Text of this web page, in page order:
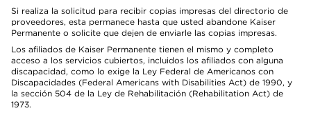
Si realiza la solicitud para recibir copias impresas del directorio de
proveedores, esta permanece hasta que usted abandone Kaiser
Permanente o solicite que dejen de enviarle las copias impresas.
Los afiliados de Kaiser Permanente tienen el mismo y completo
acceso a los servicios cubiertos, incluidos los afiliados con alguna
discapacidad, como lo exige la Ley Federal de Americanos con
Discapacidades (Federal Americans with Disabilities Act) de 1990, y
la sección 504 de la Ley de Rehabilitación (Rehabilitation Act) de
1973.